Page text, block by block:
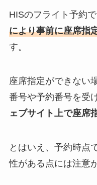
HISのフライト予約で
により事前に座席指
す。
座席指定ができない
番号や予約番号を受
ェブサイト上で座席
とはいえ、予約時点
性がある点には注意